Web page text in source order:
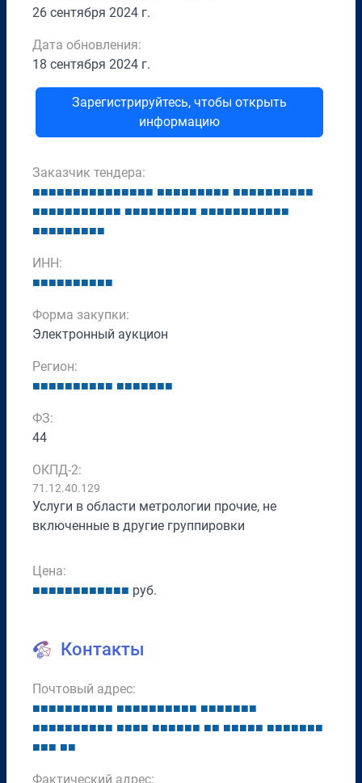
26 сентября 2024 г.
Дата обновления:
18 сентября 2024 г.
Зарегистрируйтесь, чтобы открыть
информацию
Заказчик тендера:
■■■■■■■■■■■■■■■ ■■■■■■■■■ ■■■■■■■■■■
■■■■■■■■■■■ ■■■■■■■■■ ■■■■■■■■■■■
■■■■■■■■■
ИНН:
■■■■■■■■■■
Форма закупки:
Электронный аукцион
Регион:
■■■■■■■■■■ ■■■■■■■
ФЗ:
44
ОКПД-2:
71.12.40.129
Услуги в области метрологии прочие, не
включенные в другие группировки
Цена:
■■■■■■■■■■■■ руб.
Контакты
Почтовый адрес:
■■■■■■■■■■ ■■■■■■■■■■ ■■■■■■■
■■■■■■■■■■ ■■■■ ■■■■■■ ■■ ■■■■■ ■■■■■■■
■■■ ■■
Фактический адрес: